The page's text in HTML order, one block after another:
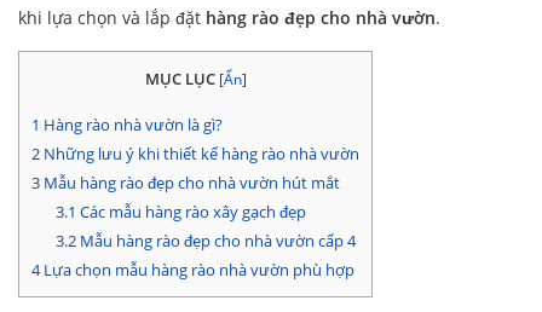
khi lựa chọn và lắp đặt hàng rào đẹp cho nhà vườn.
MỤC LỤC [Ẩn]
1 Hàng rào nhà vườn là gì?
2 Những lưu ý khi thiết kế hàng rào nhà vườn
3 Mẫu hàng rào đẹp cho nhà vườn hút mắt
3.1 Các mẫu hàng rào xây gạch đẹp
3.2Mẫu hàng rào đẹp cho nhà vườn cấp 4
4Lựa chọn mẫu hàng rào nhà vườn phù hợp